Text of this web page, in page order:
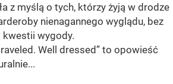
z myślą o tych, którzy żyją w drodze
nienagannego wyglądu, bez
wygody.
Well dressed” to opowieść